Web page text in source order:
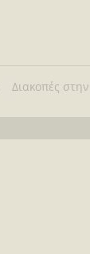
Διακοπές